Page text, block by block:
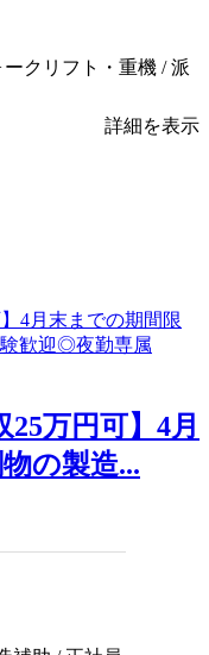
クリフト・重機 / 派
詳細を表示
25万円可】4月
の製造...